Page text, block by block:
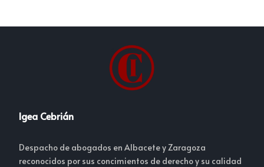
Igea Cebrián
Despacho de abogados en Albacete y Zaragoza
reconocidos por sus concimientos de derecho y su calidad